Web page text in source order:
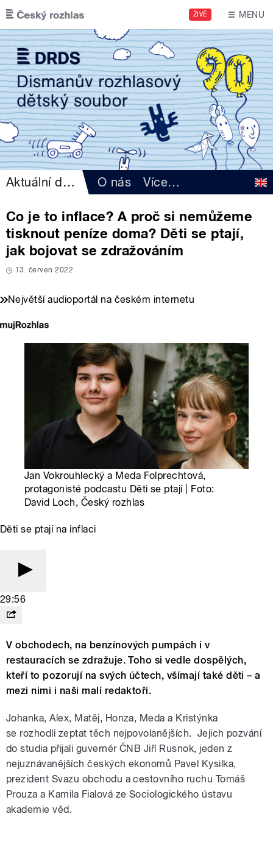
Přejít k hlavnímu obsahu
ŽIVĚ MENU
Aktuální dění O nás Více…
Co je to inflace? A proč si nemůžeme
tisknout peníze doma? Děti se ptají,
jak bojovat se zdražováním
13. červen 2022
Největší audioportál na českém internetu
Jan Vokrouhlecký a Meda Folprechtová,
protagonisté podcastu Děti se ptají | Foto:
David Loch, Český rozhlas
Děti se ptají na inflaci
29:56
V obchodech, na benzínových pumpách i v
restauracích se zdražuje. Toho si vedle dospělých,
kteří to pozorují na svých účtech, všímají také děti – a
mezi nimi i naši malí redaktoři.
Johanka, Alex, Matěj, Honza, Meda a Kristýnka
se rozhodli zeptat těch nejpovolanějších. Jejich pozvání
do studia přijali guvernér ČNB Jiří Rusnok, jeden z
nejuznávanějších českých ekonomů Pavel Kysilka,
prezident Svazu obchodu a cestovního ruchu Tomáš
Prouza a Kamila Fialová ze Sociologického ústavu
akademie věd.